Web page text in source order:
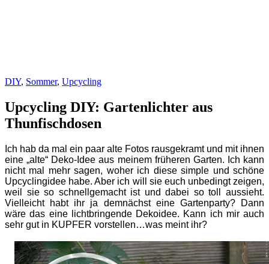
DIY, Sommer, Upcycling
Upcycling DIY: Gartenlichter aus
Thunfischdosen
Ich hab da mal ein paar alte Fotos rausgekramt und mit ihnen
eine „alte“ Deko-Idee aus meinem früheren Garten. Ich kann
nicht mal mehr sagen, woher ich diese simple und schöne
Upcyclingidee habe. Aber ich will sie euch unbedingt zeigen,
weil sie so schnellgemacht ist und dabei so toll aussieht.
Vielleicht habt ihr ja demnächst eine Gartenparty? Dann
wäre das eine lichtbringende Dekoidee. Kann ich mir auch
sehr gut in KUPFER vorstellen…was meint ihr?